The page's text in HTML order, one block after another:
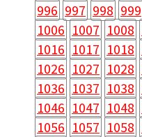
996 997 998 999
1006 1007 1008
1016 1017 1018
1026 1027 1028
1036 1037 1038
1046 1047 1048
1056 1057 1058